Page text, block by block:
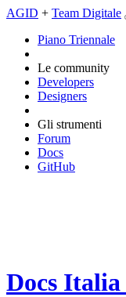
AGID + Team Digitale
Piano Triennale
Le community
Developers
Designers
Gli strumenti
Forum
Docs
GitHub
Docs Italia